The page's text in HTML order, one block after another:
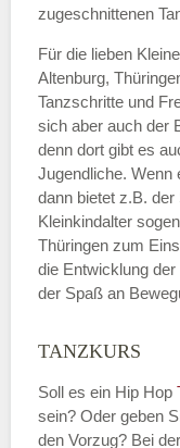
E-
Name
Kontakt
zugeschnittenen
Für die lieben
Altenburg,
Tanzschritte und
sich aber auch der
denn dort gibt es
Jugendliche. Wenn
dann bietet z.B.
Kleinkindalter
Thüringen zum
die Entwicklung
der Spaß an
TANZKURS
Soll es ein Hip Hop
sein? Oder geben
den Vorzug? Bei